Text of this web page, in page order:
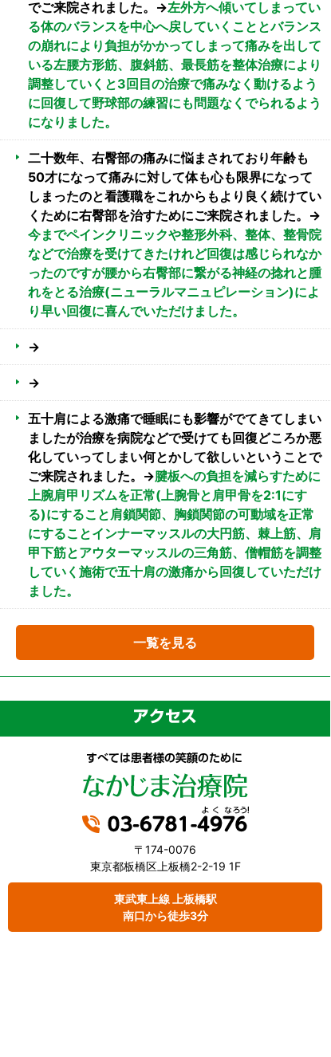
でご来院されました。→左外方へ傾いてしまってい
る体のバランスを中心へ戻していくこととバランス
の崩れにより負担がかかってしまって痛みを出して
いる左腰方形筋、腹斜筋、最長筋を整体治療により
調整していくと3回目の治療で痛みなく動けるよう
に回復して野球部の練習にも問題なくでられるよう
になりました。
二十数年、右臀部の痛みに悩まされており年齢も
50才になって痛みに対して体も心も限界になって
しまったのと看護職をこれからもより良く続けてい
くために右臀部を治すためにご来院されました。→
今までペインクリニックや整形外科、整体、整骨院
などで治療を受けてきたけれど回復は感じられなか
ったのですが腰から右臀部に繋がる神経の捻れと腫
れをとる治療(ニューラルマニュピレーション)によ
り早い回復に喜んでいただけました。
→
→
五十肩による激痛で睡眠にも影響がでてきてしまい
ましたが治療を病院などで受けても回復どころか悪
化していってしまい何とかして欲しいということで
ご来院されました。→腱板への負担を減らすために
上腕肩甲リズムを正常(上腕骨と肩甲骨を2:1にす
る)にすること肩鎖関節、胸鎖関節の可動域を正常
にすることインナーマッスルの大円筋、棘上筋、肩
甲下筋とアウターマッスルの三角筋、僧帽筋を調整
していく施術で五十肩の激痛から回復していただけ
ました。
一覧を見る
〒174-0076
東京都板橋区上板橋2-2-19 1F
東武東上線 上板橋駅
南口から徒歩3分